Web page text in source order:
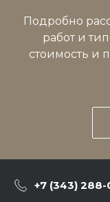
Подробно
работ и
стоимость и
+7 (343)